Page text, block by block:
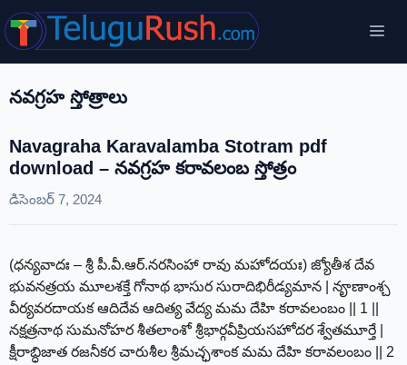
Skip
to
content
నవగ్రహ స్తోత్రాలు
Navagraha Karavalamba Stotram pdf
download – నవగ్రహ కరావలంబ స్తోత్రం
డిసెంబర్ 7, 2024
(ధన్యవాదః – శ్రీ పీ.వీ.ఆర్.నరసింహా రావు మహోదయః) జ్యోతీశ దేవ
భువనత్రయ మూలశక్తే గోనాథ భాసుర సురాదిభిరీడ్యమాన | నౄణాంశ్చ
వీర్యవరదాయక ఆదిదేవ ఆదిత్య వేద్య మమ దేహి కరావలంబం || 1 ||
నక్షత్రనాథ సుమనోహర శీతలాంశో శ్రీభార్గవీప్రియసహోదర శ్వేతమూర్తే |
క్షీరాబ్ధిజాత రజనీకర చారుశీల శ్రీమచ్ఛశాంక మమ దేహి కరావలంబం || 2